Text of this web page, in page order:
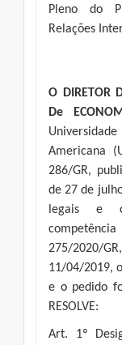
Pleno do
Relações
O DIRETOR
De
Americana
286/GR,
de 27 de
legais e
275/2020/
11/04/2019,
e o pedido
RESOLVE:
Art. 1º